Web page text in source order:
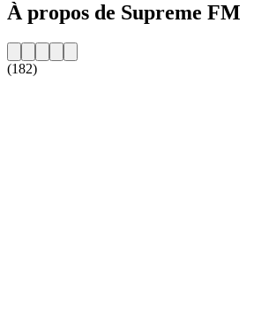
À propos de Supreme FM
(182)